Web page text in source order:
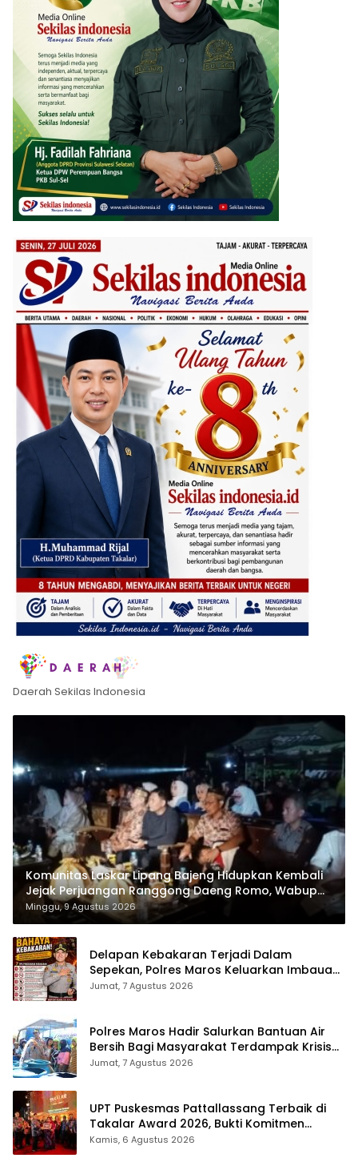
Daerah Sekilas Indonesia
Komunitas Laskar Lipang Bajeng Hidupkan Kembali
Jejak Perjuangan Ranggong Daeng Romo, Wabup
Takalar: Apresiasi Bahwa Sejarah Adalah Warisan
yang Tak Ternilai”.
Minggu, 9 Agustus 2026
Delapan Kebakaran Terjadi Dalam
Sepekan, Polres Maros Keluarkan Imbauan
kepada Masyarakat
Jumat, 7 Agustus 2026
Polres Maros Hadir Salurkan Bantuan Air
Bersih Bagi Masyarakat Terdampak Krisis
Air Bersih Di Maros
Jumat, 7 Agustus 2026
UPT Puskesmas Pattallassang Terbaik di
Takalar Award 2026, Bukti Komitmen
Hadirkan Pelayanan Kesehatan Berkualitas
Kamis, 6 Agustus 2026